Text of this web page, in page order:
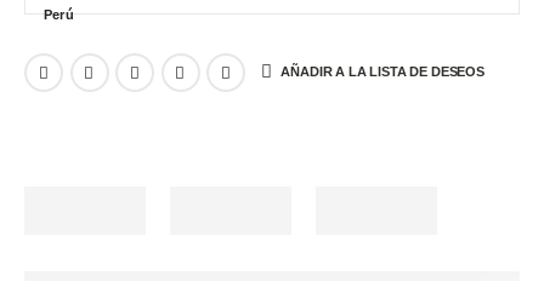
AÑADIR A LA LISTA DE DESEOS